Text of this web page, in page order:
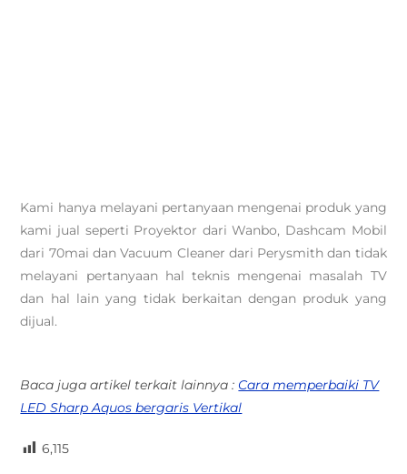
Kami hanya melayani pertanyaan mengenai produk yang
kami jual seperti Proyektor dari Wanbo, Dashcam Mobil
dari 70mai dan Vacuum Cleaner dari Perysmith dan tidak
melayani pertanyaan hal teknis mengenai masalah TV
dan hal lain yang tidak berkaitan dengan produk yang
dijual.
Baca juga artikel terkait lainnya : Cara memperbaiki TV
LED Sharp Aquos bergaris Vertikal
6,115